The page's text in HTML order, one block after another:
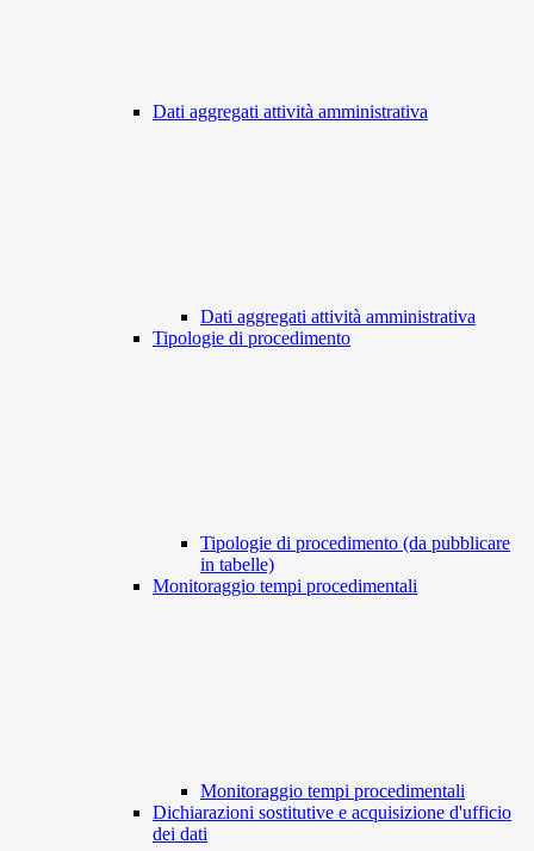
Dati aggregati attività amministrativa
Dati aggregati attività amministrativa
Tipologie di procedimento
Tipologie di procedimento (da pubblicare
in tabelle)
Monitoraggio tempi procedimentali
Monitoraggio tempi procedimentali
Dichiarazioni sostitutive e acquisizione d'ufficio
dei dati